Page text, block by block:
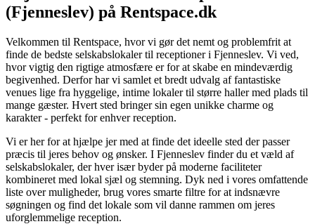
(Fjenneslev) på Rentspace.dk
Velkommen til Rentspace, hvor vi gør det nemt og problemfrit at
finde de bedste selskabslokaler til receptioner i Fjenneslev. Vi ved,
hvor vigtig den rigtige atmosfære er for at skabe en mindeværdig
begivenhed. Derfor har vi samlet et bredt udvalg af fantastiske
venues lige fra hyggelige, intime lokaler til større haller med plads til
mange gæster. Hvert sted bringer sin egen unikke charme og
karakter - perfekt for enhver reception.
Vi er her for at hjælpe jer med at finde det ideelle sted der passer
præcis til jeres behov og ønsker. I Fjenneslev finder du et væld af
selskabslokaler, der hver især byder på moderne faciliteter
kombineret med lokal sjæl og stemning. Dyk ned i vores omfattende
liste over muligheder, brug vores smarte filtre for at indsnævre
søgningen og find det lokale som vil danne rammen om jeres
uforglemmelige reception.